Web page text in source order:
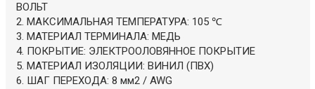
ВОЛЬТ
2. МАКСИМАЛЬНАЯ ТЕМПЕРАТУРА: 105 ℃
3. МАТЕРИАЛ ТЕРМИНАЛА: МЕДЬ
4. ПОКРЫТИЕ: ЭЛЕКТРООЛОВЯННОЕ ПОКРЫТИЕ
5. МАТЕРИАЛ ИЗОЛЯЦИИ: ВИНИЛ (ПВХ)
6. ШАГ ПЕРЕХОДА: 8 мм2 / AWG